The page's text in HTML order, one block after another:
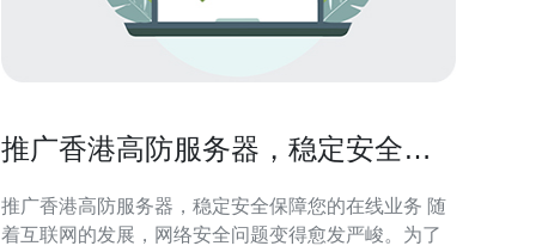
推广香港高防服务器，稳定安全保
推广香港高防服务器，稳定安全保障您的在线业务 随
着互联网的发展，网络安全问题变得愈发严峻。为了